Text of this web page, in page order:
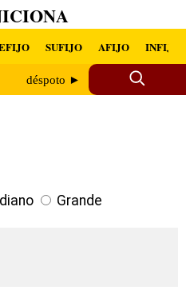
SUFIJO AFIJO INFIJO
déspoto ►
Grande